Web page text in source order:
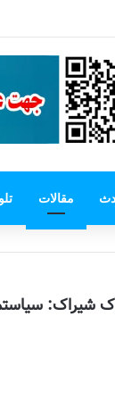
برای تغییر
مقالات
شیراک: